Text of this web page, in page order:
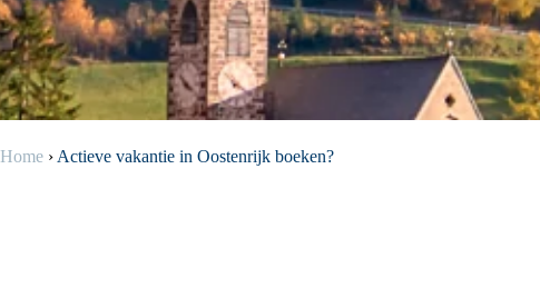
Home › Actieve vakantie in Oostenrijk boeken?